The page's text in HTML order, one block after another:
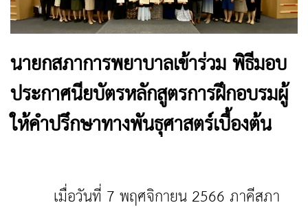
นายกสภาการพยาบาลเข้าร่วม พิธีมอบ
ประกาศนียบัตรหลักสูตรการฝึกอบรมผู้
ให้คำปรึกษาทางพันธุศาสตร์เบื้องต้น
เมื่อวันที่ 7 พฤศจิกายน 2566 ภาคีสภา